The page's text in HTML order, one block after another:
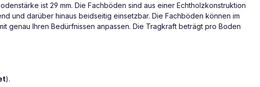
ist 29 mm. Die Fachböden sind aus einer Echtholzkonstruktion
und darüber hinaus beidseitig einsetzbar. Die Fachböden können im
genau Ihren Bedürfnissen anpassen. Die Tragkraft beträgt pro Boden
).